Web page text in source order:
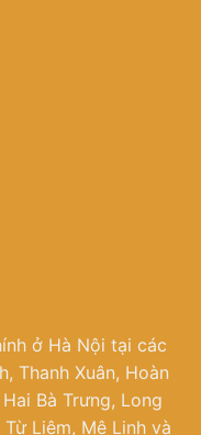
ở Hà Nội tại các
Thanh Xuân, Hoàn
Bà Trưng, Long
Liêm, Mê Linh và